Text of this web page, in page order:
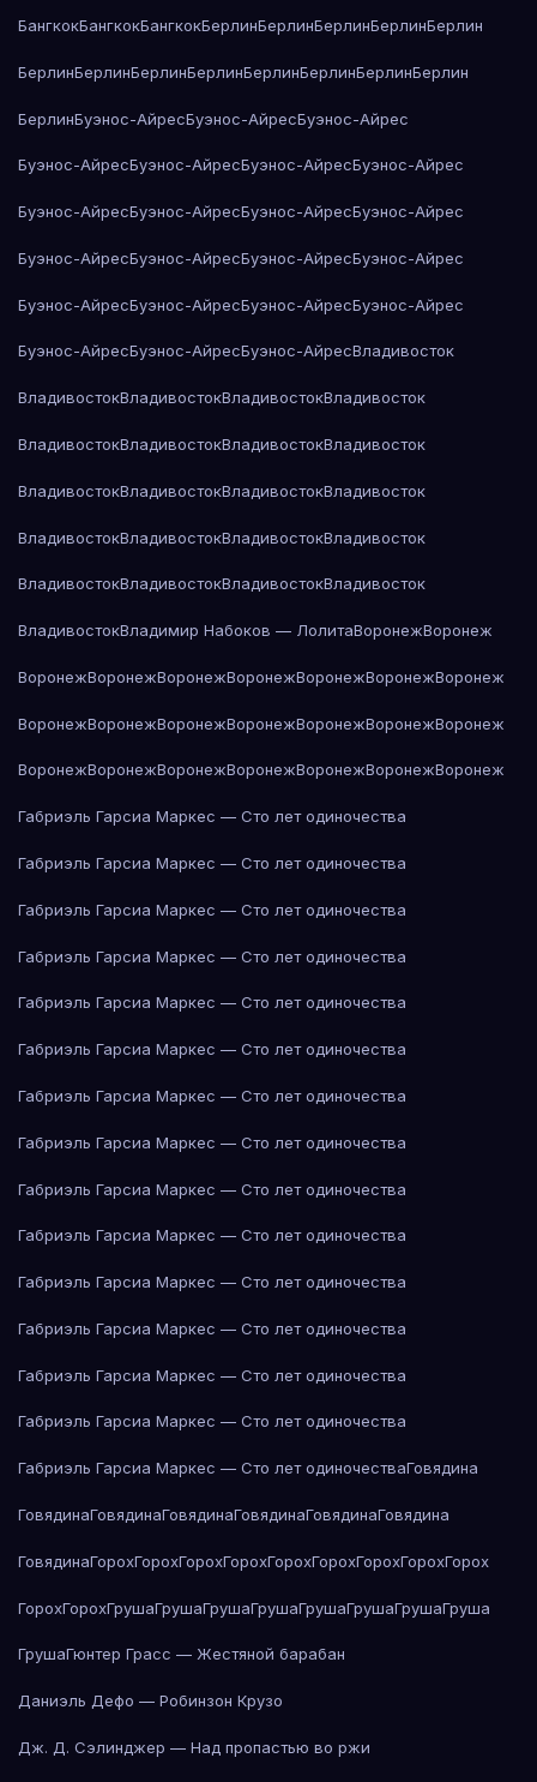
БангкокБангкокБангкокБерлинБерлинБерлинБерлинБерлин
БерлинБерлинБерлинБерлинБерлинБерлинБерлинБерлин
БерлинБуэнос-АйресБуэнос-АйресБуэнос-Айрес
Буэнос-АйресБуэнос-АйресБуэнос-АйресБуэнос-Айрес
Буэнос-АйресБуэнос-АйресБуэнос-АйресБуэнос-Айрес
Буэнос-АйресБуэнос-АйресБуэнос-АйресБуэнос-Айрес
Буэнос-АйресБуэнос-АйресБуэнос-АйресБуэнос-Айрес
Буэнос-АйресБуэнос-АйресБуэнос-АйресВладивосток
ВладивостокВладивостокВладивостокВладивосток
ВладивостокВладивостокВладивостокВладивосток
ВладивостокВладивостокВладивостокВладивосток
ВладивостокВладивостокВладивостокВладивосток
ВладивостокВладивостокВладивостокВладивосток
ВладивостокВладимир Набоков — ЛолитаВоронежВоронеж
ВоронежВоронежВоронежВоронежВоронежВоронежВоронеж
ВоронежВоронежВоронежВоронежВоронежВоронежВоронеж
ВоронежВоронежВоронежВоронежВоронежВоронежВоронеж
Габриэль Гарсиа Маркес — Сто лет одиночества
Габриэль Гарсиа Маркес — Сто лет одиночества
Габриэль Гарсиа Маркес — Сто лет одиночества
Габриэль Гарсиа Маркес — Сто лет одиночества
Габриэль Гарсиа Маркес — Сто лет одиночества
Габриэль Гарсиа Маркес — Сто лет одиночества
Габриэль Гарсиа Маркес — Сто лет одиночества
Габриэль Гарсиа Маркес — Сто лет одиночества
Габриэль Гарсиа Маркес — Сто лет одиночества
Габриэль Гарсиа Маркес — Сто лет одиночества
Габриэль Гарсиа Маркес — Сто лет одиночества
Габриэль Гарсиа Маркес — Сто лет одиночества
Габриэль Гарсиа Маркес — Сто лет одиночества
Габриэль Гарсиа Маркес — Сто лет одиночества
Габриэль Гарсиа Маркес — Сто лет одиночестваГовядина
ГовядинаГовядинаГовядинаГовядинаГовядинаГовядина
ГовядинаГорохГорохГорохГорохГорохГорохГорохГорохГорох
ГорохГорохГрушаГрушаГрушаГрушаГрушаГрушаГрушаГруша
ГрушаГюнтер Грасс — Жестяной барабан
Даниэль Дефо — Робинзон Крузо
Дж. Д. Сэлинджер — Над пропастью во ржи